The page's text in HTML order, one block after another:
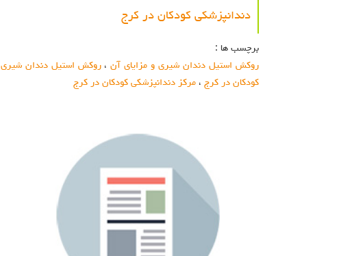
دندانپزشکی کودکان در کرج
برچسب ها :
روکش استیل دندان شیری و مزایای آن،روکش استیل دندان شیری
کودکان در کرج ،مرکز دندانپزشکی کودکان در کرج